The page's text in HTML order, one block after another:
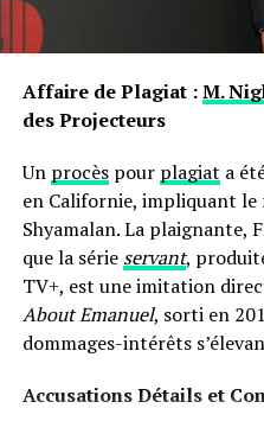
les prénoms ne sont pas
interactions sociales depuis
adulte.
Affaire de Plagiat :M.
des Projecteurs
Un procèspour plagiat a
en Californie, impliquant le
Shyamalan. La plaignante,
que la série servant,
TV+, est une imitation
About Emanuel, sorti en
dommages-intérêts
Accusations Détails et